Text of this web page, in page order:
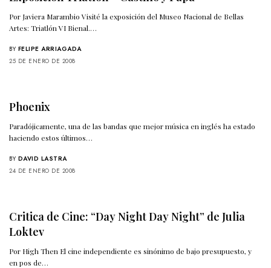
Por Javiera Marambio Visité la exposición del Museo Nacional de Bellas
Artes: Triatlón VI Bienal.…
BY FELIPE ARRIAGADA
25 DE ENERO DE 2008
Phoenix
Paradójicamente, una de las bandas que mejor música en inglés ha estado
haciendo estos últimos…
BY DAVID LASTRA
24 DE ENERO DE 2008
Critica de Cine: “Day Night Day Night” de Julia
Loktev
Por High Then El cine independiente es sinónimo de bajo presupuesto, y
en pos de…